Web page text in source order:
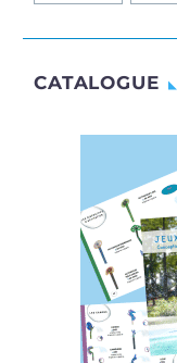
CATALOGUE